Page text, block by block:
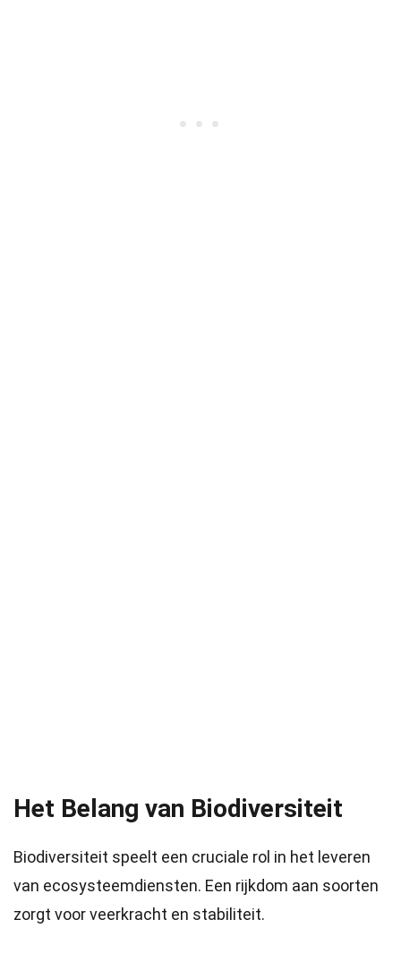
Het Belang van Biodiversiteit
Biodiversiteit speelt een cruciale rol in het leveren
van ecosysteemdiensten. Een rijkdom aan soorten
zorgt voor veerkracht en stabiliteit.